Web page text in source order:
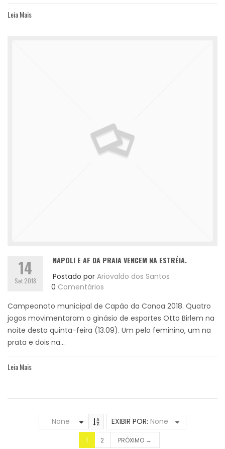
Leia Mais
14
Set 2018
NAPOLI E AF DA PRAIA VENCEM NA ESTRÉIA.
Postado por Ariovaldo dos Santos
0 Comentários
Campeonato municipal de Capão da Canoa 2018. Quatro
jogos movimentaram o ginásio de esportes Otto Birlem na
noite desta quinta-feira (13.09). Um pelo feminino, um na
prata e dois na...
Leia Mais
None EXIBIR POR: None
1 2 PRÓXIMO →